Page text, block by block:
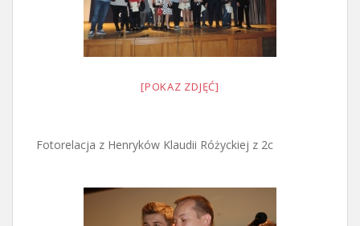
[POKAZ ZDJĘĆ]
Fotorelacja z Henryków Klaudii Różyckiej z 2c